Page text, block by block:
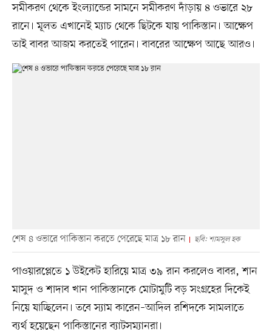
সমীকরণ থেকে ইংল্যান্ডের সামনে সমীকরণ দাঁড়ায় ৪ ওভারে ২৮
রানে। মূলত এখানেই ম্যাচ থেকে ছিটকে যায় পাকিস্তান। আক্ষেপ
তাই বাবর আজম করতেই পারেন। বাবরের আক্ষেপ আছে আরও।
শেষ ৪ ওভারে পাকিস্তান করতে পেরেছে মাত্র ১৮ রান ছবি: শামসুল হক
পাওয়ারপ্লেতে ১ উইকেট হারিয়ে মাত্র ৩৯ রান করলেও বাবর, শান
মাসুদ ও শাদাব খান পাকিস্তানকে মোটামুটি বড় সংগ্রহের দিকেই
নিয়ে যাচ্ছিলেন। তবে স্যাম কারেন–আদিল রশিদকে সামলাতে
ব্যর্থ হয়েছেন পাকিস্তানের ব্যাটসম্যানরা।